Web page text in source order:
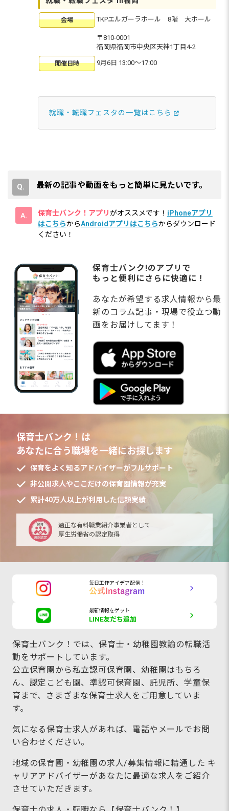
会場 TKPエルガーラホール 8階 大ホール
〒810-0001
福岡県福岡市中央区天神1丁目4-2
開催日時 9月6日 13:00〜17:00
就職・転職フェスタの一覧はこちら
最新の記事や動画をもっと簡単に見たいです。
保育士バンク！アプリがオススメです！ iPhoneアプリ
はこちらからAndroidアプリはこちらからダウンロード
ください！
保育士バンク!のアプリで
もっと便利にさらに快適に！
あなたが希望する求人情報から最
新のコラム記事・現場で役立つ動
画をお届けしてます！
保育士バンク！は
あなたに合う職場を一緒にお探します
保育をよく知るアドバイザーがフルサポート
非公開求人やここだけの保育園情報が充実
累計40万人以上が利用した信頼実績
適正な有料職業紹介事業者として
厚生労働省の認定取得
毎日工作アイデア配信！
最新情報をゲット
LINE友だち追加
保育士バンク！では、保育士・幼稚園教諭の転職活
動をサポートしています。
公立保育園から私立認可保育園、幼稚園はもちろ
ん、認定こども園、準認可保育園、託児所、学童保
育まで、さまざまな保育士求人をご用意していま
す。
気になる保育士求人があれば、電話やメールでお問
い合わせください。
地域の保育園・幼稚園の求人/募集情報に精通した キ
ャリアアドバイザーがあなたに最適な求人をご紹介
させていただきます。